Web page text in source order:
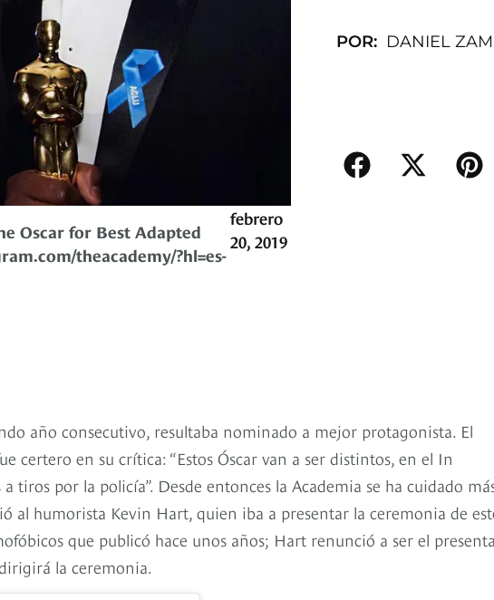
Oscar for Best Adapted
theacademy/?hl=es-
febrero
20, 2019
POR: DANIEL
año consecutivo, resultaba nominado a mejor protagonista. El
certero en su crítica: “Estos Óscar van a ser distintos, en el In
tiros por la policía”. Desde entonces la Academia se ha cuidado
al humorista Kevin Hart, quien iba a presentar la ceremonia de
que publicó hace unos años; Hart renunció a ser el
la ceremonia.